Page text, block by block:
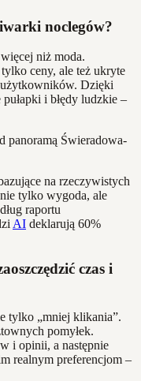
noclegów?
niż moda.
ceny, ale też ukryte
Dzięki
i błędy ludzkie –
na rzeczywistych
tylko wygoda, ale
raportu
AI deklarują 60%
czas i
tylko „mniej klikania”.
pomyłek.
i opinii, a następnie
realnym preferencjom –